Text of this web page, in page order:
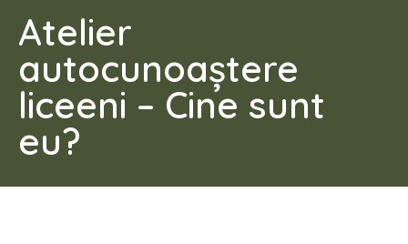
Atelier
autocunoaștere
liceeni – Cine sunt
eu?